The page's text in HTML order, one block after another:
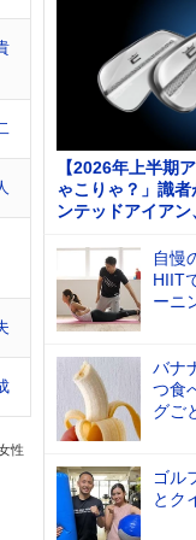
性
【2026年上半期
ゃこりゃ？」識
ンテッドアイア
自慢
HIIT
ーニ
バナ
つ食
グご
ゴル
とク